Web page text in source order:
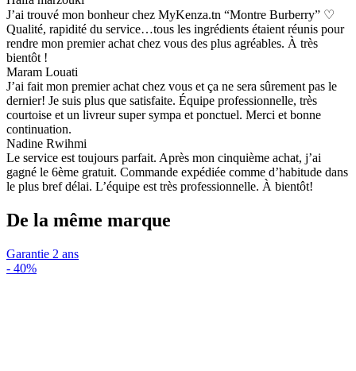
J’ai trouvé mon bonheur chez MyKenza.tn “Montre Burberry” ♡
Qualité, rapidité du service…tous les ingrédients étaient réunis pour
rendre mon premier achat chez vous des plus agréables. À très
bientôt !
Maram Louati
J’ai fait mon premier achat chez vous et ça ne sera sûrement pas le
dernier! Je suis plus que satisfaite. Équipe professionnelle, très
courtoise et un livreur super sympa et ponctuel. Merci et bonne
continuation.
Nadine Rwihmi
Le service est toujours parfait. Après mon cinquième achat, j’ai
gagné le 6ème gratuit. Commande expédiée comme d’habitude dans
le plus bref délai. L’équipe est très professionnelle. À bientôt!
De la même marque
Garantie 2 ans
- 40%